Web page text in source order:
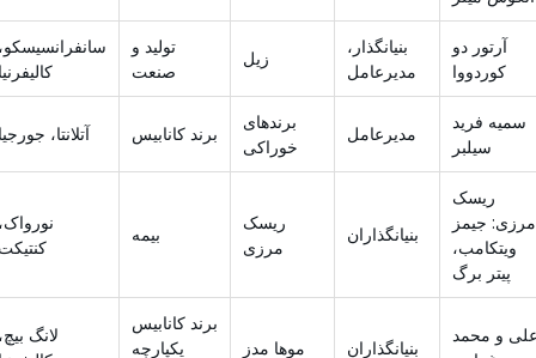
آرتور دو
کوردووا
بنیانگذار،
مدیرعامل
زیل
تولید و
صنعت
سمیه فرید
سیلبر
مدیرعامل
برندهای
خوراکی
برند کانابیس آتلانتا،
ریسک
مرزی: جیمز
ویتکامب،
پیتر برگ
بنیانگذاران
ریسک
مرزی
بیمه
و محمد
بنیانگذاران موها مدز
برند کانابیس
یکپارچه
لانگ